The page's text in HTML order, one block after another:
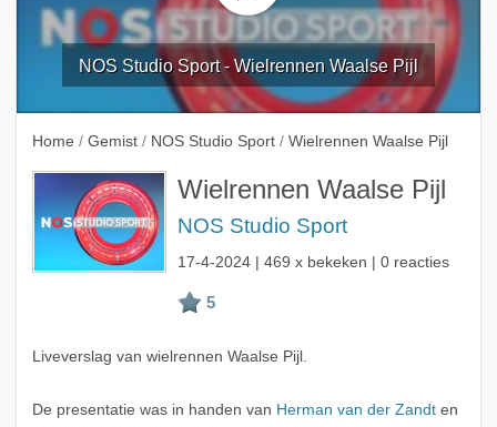
NOS Studio Sport - Wielrennen Waalse Pijl
Home / Gemist / NOS Studio Sport / Wielrennen Waalse Pijl
Wielrennen Waalse Pijl
NOS Studio Sport
17-4-2024| 469 x bekeken | 0 reacties
Liveverslag van wielrennen Waalse Pijl.
De presentatie was in handen van Herman van der Zandten